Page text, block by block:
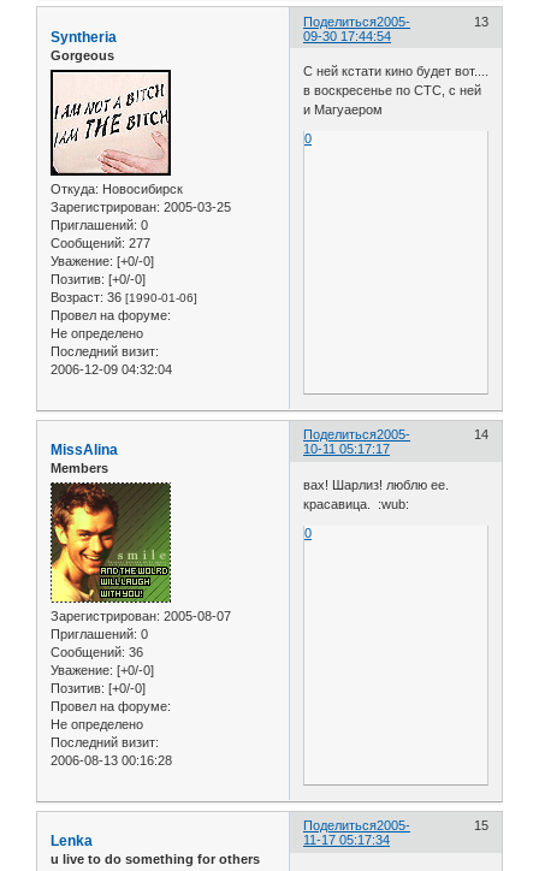
Поделиться 13
2005-
09-30 17:44:54
Syntheria
Gorgeous
Откуда: Новосибирск
Зарегистрирован: 2005-03-25
Приглашений: 0
Сообщений: 277
Уважение: [+0/-0]
Позитив: [+0/-0]
Возраст: 36 [1990-01-06]
Провел на форуме:
Не определено
Последний визит:
2006-12-09 04:32:04
С ней кстати кино будет вот....
в воскресенье по СТС, с ней
и Магуаером
0
Поделиться 14
2005-
10-11 05:17:17
MissAlina
Members
Зарегистрирован: 2005-08-07
Приглашений: 0
Сообщений: 36
Уважение: [+0/-0]
Позитив: [+0/-0]
Провел на форуме:
Не определено
Последний визит:
2006-08-13 00:16:28
вах! Шарлиз! люблю ее.
красавица. :wub:
0
Поделиться 15
2005-
11-17 05:17:34
Lenka
u live to do something for others